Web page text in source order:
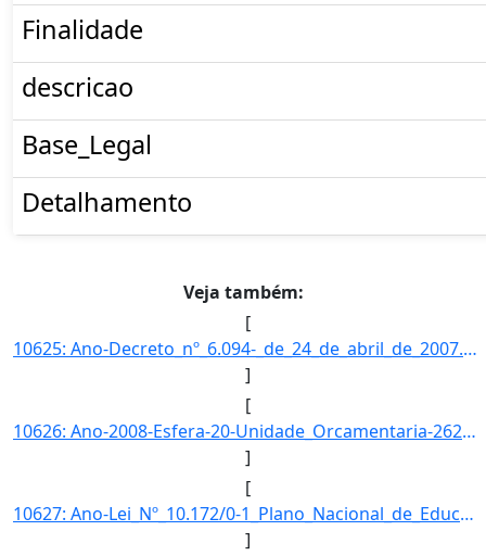
Finalidade
descricao
Base_Legal
Detalhamento
Veja também:
[
10625: Ano-Decreto_nº_6.094-_de_24_de_abril_de_2007.\-Esfera-O_FNDE_transfere_recursos_financeiros_as_entid]
]
[
10626: Ano-2008-Esfera-20-Unidade_Orcamentaria-26298-Funcao-12-SubFuncao-306-Programa-1061-Acao-0513-Locali]
]
[
10627: Ano-Lei_Nº_10.172/0-1_Plano_Nacional_de_Educacao.}]
]